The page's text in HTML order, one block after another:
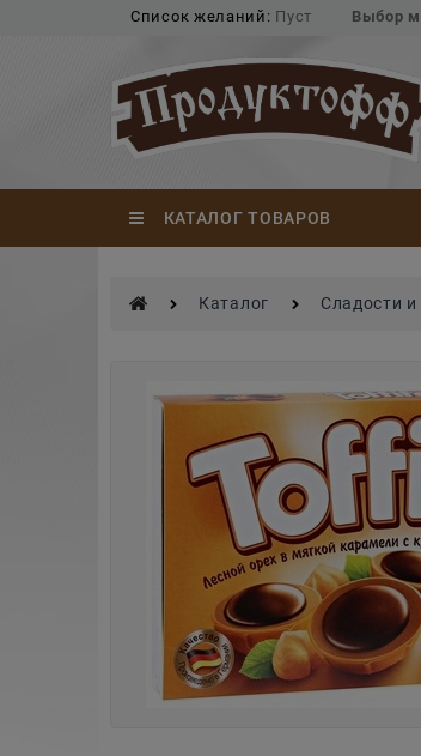
Список желаний: Пуст Выбор
КАТАЛОГ ТОВАРОВ
Каталог Сладости и